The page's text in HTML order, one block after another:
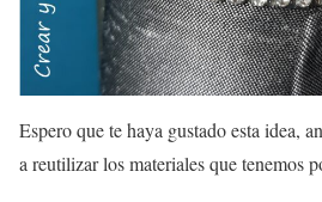
Espero que te haya gustado esta idea,
a reutilizar los materiales que tenemos